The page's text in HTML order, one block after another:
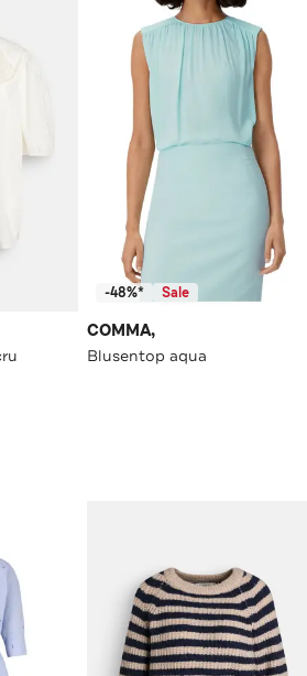
-48%* Sale
COMMA,
Blusentop aqua